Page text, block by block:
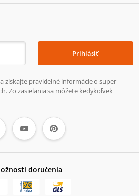
Prihlásiť
získajte pravidelné informácie o super
Zo zasielania sa môžete kedykoľvek
doručenia